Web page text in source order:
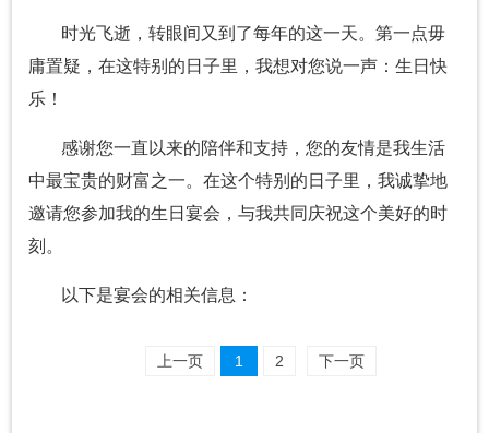
时光飞逝，转眼间又到了每年的这一天。第一点毋
庸置疑，在这特别的日子里，我想对您说一声：生日快
乐！
感谢您一直以来的陪伴和支持，您的友情是我生活
中最宝贵的财富之一。在这个特别的日子里，我诚挚地
邀请您参加我的生日宴会，与我共同庆祝这个美好的时
刻。
以下是宴会的相关信息：
上一页 1 2 下一页